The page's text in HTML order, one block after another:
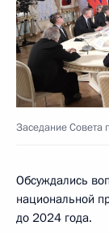
Заседание Совета
Обсуждались
национальной
до 2024 года.